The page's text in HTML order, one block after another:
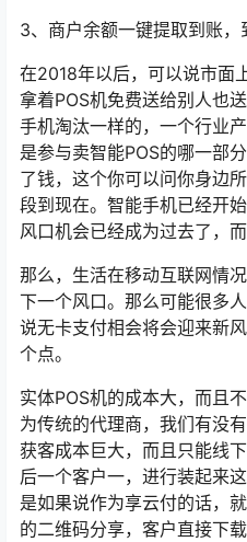
3、商户余额一键提取到账，
在2018年以后，可以说市面
拿着POS机免费送给别人也
手机淘汰一样的，一个行业
是参与卖智能POS的哪一部
了钱，这个你可以问你身边
段到现在。智能手机已经开
风口机会已经成为过去了，
那么，生活在移动互联网情
下一个风口。那么可能很多
说无卡支付相会将会迎来新
个点。
实体POS机的成本大，而且
为传统的代理商，我们有没
获客成本巨大，而且只能线
后一个客户一，进行装起来
是如果说作为享云付的话，
的二维码分享，客户直接下